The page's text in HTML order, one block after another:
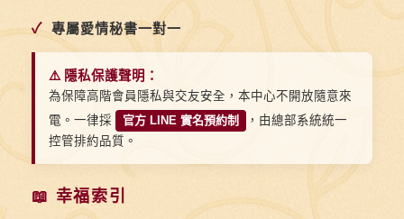
✓ 專屬愛情秘書一對一
⚠️ 隱私保護聲明：
為保障高階會員隱私與交友安全，本中心不開放隨意來
電。一律採
官方 LINE 實名預約制
，由總部系統統一
控管排約品質。
📖 幸福索引